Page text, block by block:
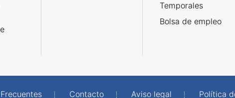
Temporales
Bolsa de empleo
Contacto Aviso legal Política